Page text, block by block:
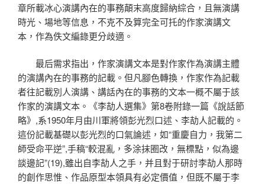
章所載冰心演講內在的事務顛末高度歸納綜合，且無演講
時光、場地等信息，不克不及算完全可托的作家演講文
本，作為佚文編錄更分歧適。
最后需求指出，作家演講文本是對作家作為演講主體
的演講內在的事務的記載。但凡腳色轉換，作家作為記載
者往記載別人演講、講話內在的事務的文本一概不屬于該
作家的演講文本。《李劼人選集》第8卷附錄一篇《說話節
略》,系1950年月由川軍將領彭光烈口述、李劼人記載的。
這份記載基礎以彭光烈的口氣論述，如“重慶自力，我第二
師受命平逆”,手稿“較混亂，多涂抹圈改，無標點，似為邊
談邊記”(19),雖出自李劼人之手，并且對于研討李劼人那時
的創作思惟、作品原型本領具有必定價值，但既不屬于李